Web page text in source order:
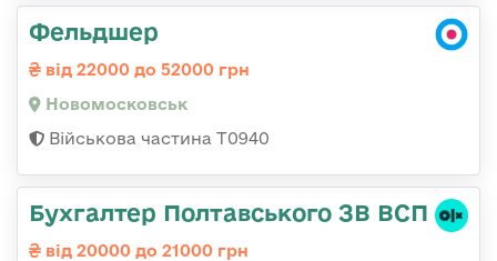
Фельдшер
від 22000 до 52000 грн
Новомосковськ
Військова частина Т0940
Бухгалтер Полтавського ЗВ ВСП
від 20000 до 21000 грн